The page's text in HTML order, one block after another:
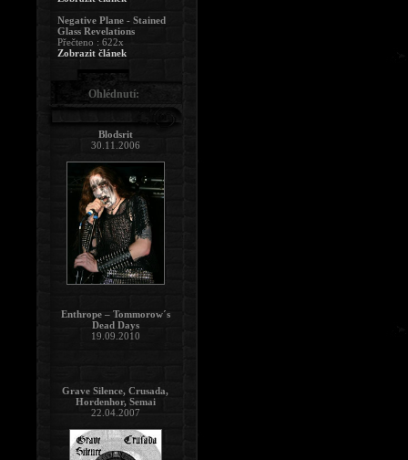
Negative Plane - Stained
Glass Revelations
Přečteno : 622x
Zobrazit článek
Ohlédnutí:
Blodsrit
30.11.2006
Enthrope – Tommorow´s
Dead Days
19.09.2010
Grave Silence, Crusada,
Hordenhor, Semai
22.04.2007